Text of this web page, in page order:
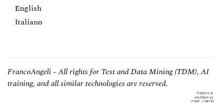
English
Italiano
FrancoAngeli - All rights for Text and Data Mining (TDM), AI
training, and all similar technologies are reserved.